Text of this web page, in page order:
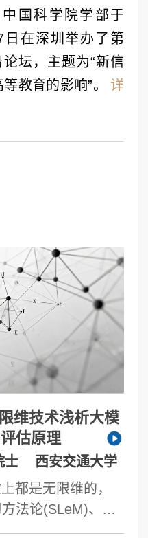
国科学院学部于
日在深圳举办了第
坛，主题为“新信
教育的影响”。
详
维技术浅析大模
估原理
士
西安交通大学
都是无限维的，
法论(SLeM)、世
字技术(特别是冯.